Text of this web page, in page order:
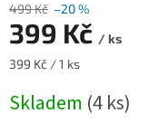
499 Kč –20 %
399 Kč / ks
Měrná
399 Kč / 1 ks
Skladem (4 ks)